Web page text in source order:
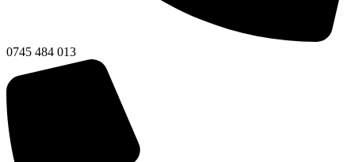
0745 484 013